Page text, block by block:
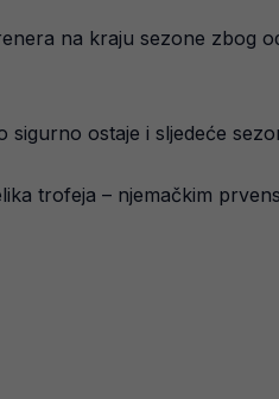
na kraju sezone zbog
ostaje i sljedeće
trofeja – njemačkim